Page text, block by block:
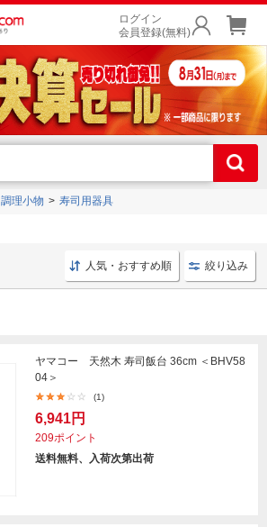
ログイン
会員登録(無料)
調理小物 寿司用器具
調理小物 キッチン用品 調理小物
人気・おすすめ順 絞り込み
ヤマコー 天然木 寿司飯台 36cm ＜BHV58
04＞
(1)
6,941円
209ポイント
送料無料、入荷次第出荷